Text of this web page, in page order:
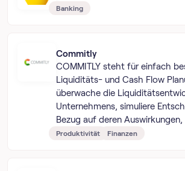
Banking
Commitly
COMMITLY steht für einfach
Liquiditäts- und Cash Flow
überwache die
Unternehmens, simuliere
Bezug auf deren
Produktivität Finanzen